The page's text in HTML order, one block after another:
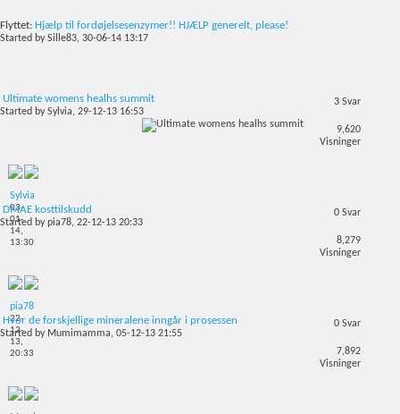
Flyttet: Hjælp til fordøjelsesenzymer!! HJÆLP generelt, please!
Started bySille83, 30-06-14 13:17
Ultimate womens healhs summit
Started bySylvia, 29-12-13 16:53
3 Svar
9,620
Visninger
Sylvia
03-
01-
14,
13:30
DMAE kosttilskudd
Started bypia78, 22-12-13 20:33
0 Svar
8,279
Visninger
pia78
22-
12-
13,
20:33
Hvor de forskjellige mineralene inngår i prosessen
Started by Mumimamma, 05-12-13 21:55
0 Svar
7,892
Visninger